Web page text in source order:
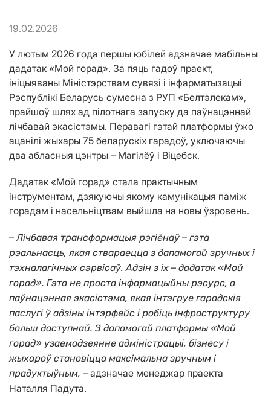
19.02.2026
У лютым 2026 года першы юбілей адзначае мабільны
дадатак «Мой горад». За пяць гадоў праект,
ініцыяваны Міністэрствам сувязі і інфарматызацыі
Рэспублікі Беларусь сумесна з РУП «Белтэлекам»,
прайшоў шлях ад пілотнага запуску да паўнацэннай
лічбавай экасістэмы. Перавагі гэтай платформы ўжо
ацанілі жыхары 75 беларускіх гарадоў, уключаючы
два абласныя цэнтры – Магілёў і Віцебск.
Дадатак «Мой горад» стала практычным
інструментам, дзякуючы якому камунікацыя паміж
горадам і насельніцтвам выйшла на новы ўзровень.
–Лічбавая трансфармацыя рэгіёнаў – гэта
рэальнасць, якая ствараецца з дапамогай зручных і
тэхналагічных сэрвісаў. Адзін з іх – дадатак «Мой
горад». Гэта не проста інфармацыйны рэсурс, а
паўнацэнная экасістэма, якая інтэгруе гарадскія
паслугі ў адзіны інтэрфейс і робіць інфраструктуру
больш даступнай. З дапамогай платформы «Мой
горад» узаемадзеянне адміністрацыі, бізнесу і
жыхароў становіцца максімальна зручным і
прадуктыўным, – адзначае менеджар праекта
Наталля Падута.